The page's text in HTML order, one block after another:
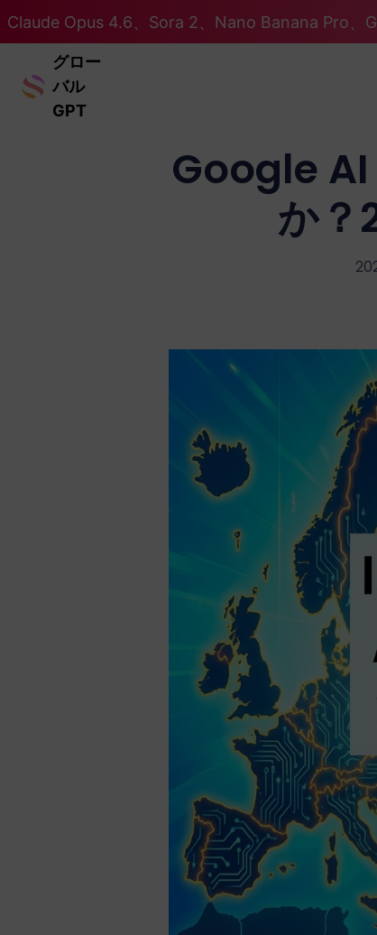
Claude Opus 4.6、Sora 2、Nano Banana Pro、
グロー
バル
GPT
Google AI
か